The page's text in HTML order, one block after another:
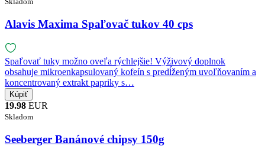
Alavis Maxima Spaľovač tukov 40 cps
Spaľovať tuky možno oveľa rýchlejšie! Výživový doplnok
obsahuje mikroenkapsulovaný kofeín s predĺženým uvoľňovaním a
koncentrovaný extrakt papriky s…
19.98 EUR
Skladom
Seeberger Banánové chipsy 150g